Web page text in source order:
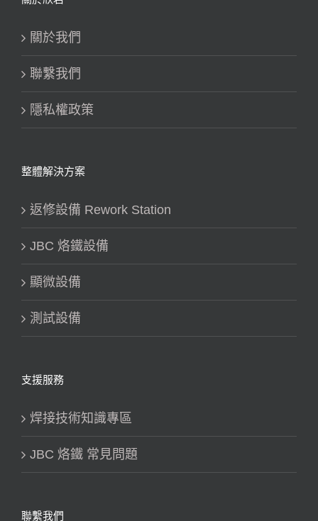
關於我們
聯繫我們
隱私權政策
整體解決方案
返修設備 Rework Station
JBC 烙鐵設備
顯微設備
測試設備
支援服務
焊接技術知識專區
JBC 烙鐵 常見問題
聯繫我們